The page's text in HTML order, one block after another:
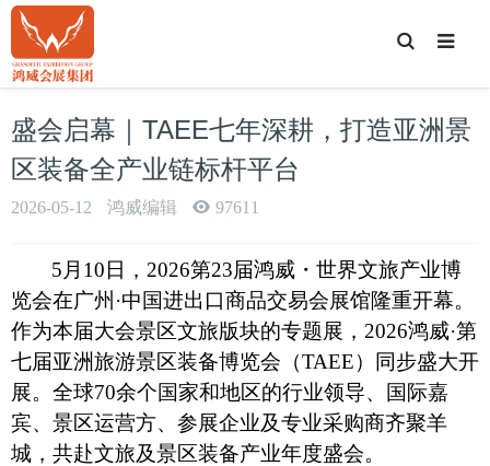
T
o
g
e
S
e
盛会启幕｜TAEE七年深耕，打造亚洲景
区装备全产业链标杆平台
2026-05-12 鸿威编辑 97611
5月10日，2026第23届鸿威・世界文旅产业博
览会在广州·中国进出口商品交易会展馆隆重开幕。
作为本届大会景区文旅版块的专题展，2026鸿威·第
七届亚洲旅游景区装备博览会（TAEE）同步盛大开
展。全球70余个国家和地区的行业领导、国际嘉
宾、景区运营方、参展企业及专业采购商齐聚羊
城，共赴文旅及景区装备产业年度盛会。